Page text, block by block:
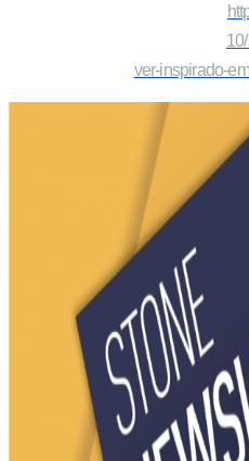
ver-inspirado-